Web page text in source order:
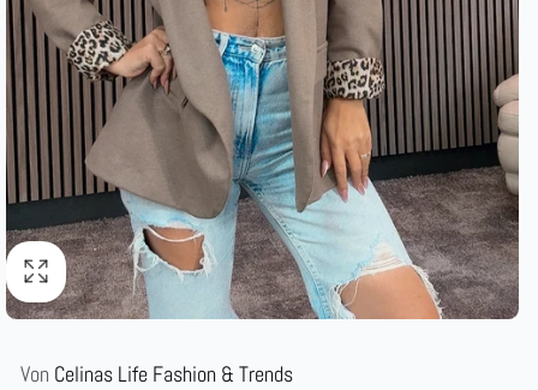
Von Celinas Life Fashion & Trends